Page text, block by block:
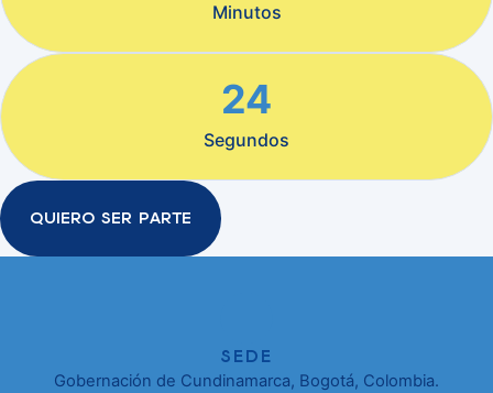
Minutos
24
Segundos
QUIERO SER PARTE
SEDE
Gobernación de Cundinamarca, Bogotá, Colombia.